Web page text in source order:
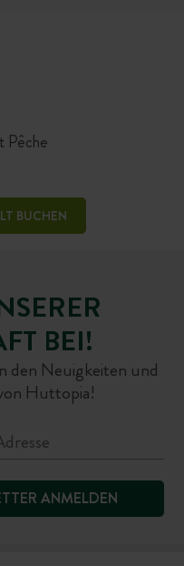
Pêche
BUCHEN
BEI!
den Neuigkeiten und
Huttopia!
ANMELDEN